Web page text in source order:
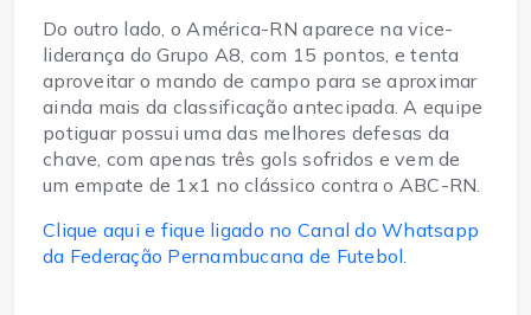
Do outro lado, o América-RN aparece na vice-
liderança do Grupo A8, com 15 pontos, e tenta
aproveitar o mando de campo para se aproximar
ainda mais da classificação antecipada. A equipe
potiguar possui uma das melhores defesas da
chave, com apenas três gols sofridos e vem de
um empate de 1x1 no clássico contra o ABC-RN.
Clique aqui e fique ligado no Canal do Whatsapp
da Federação Pernambucana de Futebol.